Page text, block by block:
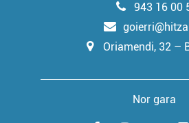
943 16 00
Oriamendi, 32 –
Nor gara